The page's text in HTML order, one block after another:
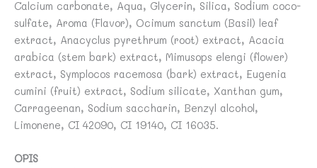
-
DABUR
Calcium carbonate, Aqua, Glycerin, Silica, Sodium coco-
sulfate, Aroma (Flavor), Ocimum sanctum (Basil) leaf
extract, Anacyclus pyrethrum (root) extract, Acacia
arabica (stem bark) extract, Mimusops elengi (flower)
extract, Symplocos racemosa (bark) extract, Eugenia
cumini (fruit) extract, Sodium silicate, Xanthan gum,
Carrageenan, Sodium saccharin, Benzyl alcohol,
Limonene, CI 42090, CI 19140, CI 16035.
OPIS